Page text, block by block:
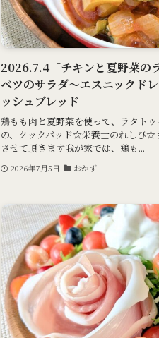
2026.7.4「チキンと夏野菜の
ベツのサラダ～エスニックド
ッシュブレッド」
鶏もも肉と夏野菜を使って、ラタト
の、クックパッド☆栄養士のれしぴ
させて頂きます我が家では、鶏も...
2026年7月5日 おかず